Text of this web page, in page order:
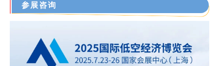
参展咨询